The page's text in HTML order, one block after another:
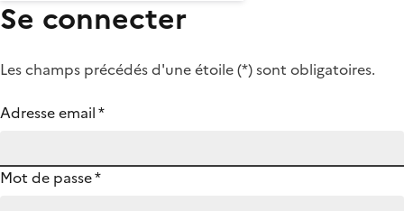
Se connecter
Les champs précédés d'une étoile (*) sont obligatoires.
Adresse email*
Mot de passe*